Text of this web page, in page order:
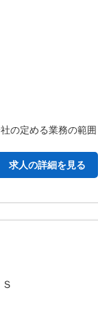
の定める業務の範囲
求人の詳細を見る